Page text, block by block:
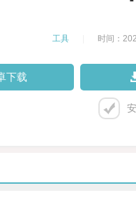
工具 时间：
下载